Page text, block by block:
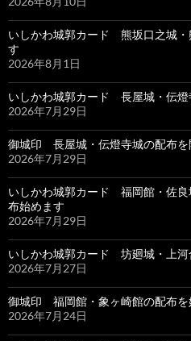
いしかわ城郭カード 熊坂口之城
す
2026年8月1日
いしかわ城郭カード 長屋城・伝燈
2026年7月29日
御城印 長屋城・伝燈寺城の配布を
2026年7月29日
いしかわ城郭カード 福岡館・佐
布始めます
2026年7月29日
いしかわ城郭カード 坊廻城・上
2026年7月27日
御城印 福岡館・象ヶ崎館の配布を
2026年7月24日